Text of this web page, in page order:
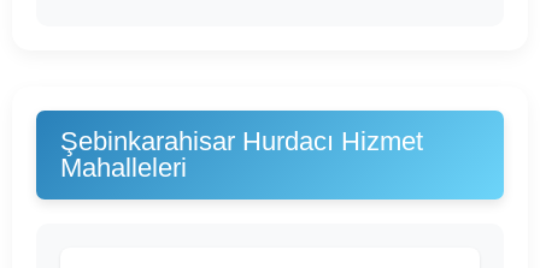
Şebinkarahisar Hurdacı Hizmet
Mahalleleri